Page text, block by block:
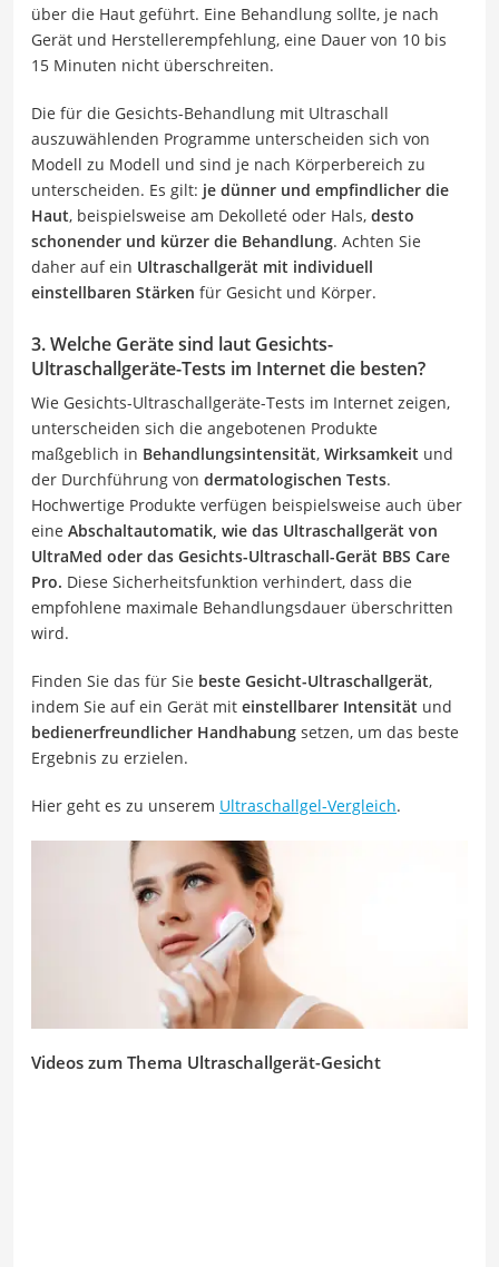
über die Haut geführt. Eine Behandlung sollte, je nach
Gerät und Herstellerempfehlung, eine Dauer von 10 bis
15 Minuten nicht überschreiten.
Die für die Gesichts-Behandlung mit Ultraschall
auszuwählenden Programme unterscheiden sich von
Modell zu Modell und sind je nach Körperbereich zu
unterscheiden. Es gilt: je dünner und empfindlicher die
Haut, beispielsweise am Dekolleté oder Hals, desto
schonender und kürzer die Behandlung. Achten Sie
daher auf ein Ultraschallgerät mit individuell
einstellbaren Stärken für Gesicht und Körper.
3. Welche Geräte sind laut Gesichts-
Ultraschallgeräte-Tests im Internet die besten?
Wie Gesichts-Ultraschallgeräte-Tests im Internet zeigen,
unterscheiden sich die angebotenen Produkte
maßgeblich in Behandlungsintensität, Wirksamkeit und
der Durchführung von dermatologischen Tests.
Hochwertige Produkte verfügen beispielsweise auch über
eine Abschaltautomatik, wie das Ultraschallgerät von
UltraMed oder das Gesichts-Ultraschall-Gerät BBS Care
Pro. Diese Sicherheitsfunktion verhindert, dass die
empfohlene maximale Behandlungsdauer überschritten
wird.
Finden Sie das für Sie beste Gesicht-Ultraschallgerät,
indem Sie auf ein Gerät mit einstellbarer Intensität und
bedienerfreundlicher Handhabung setzen, um das beste
Ergebnis zu erzielen.
Hier geht es zu unserem Ultraschallgel-Vergleich.
Videos zum Thema Ultraschallgerät-Gesicht